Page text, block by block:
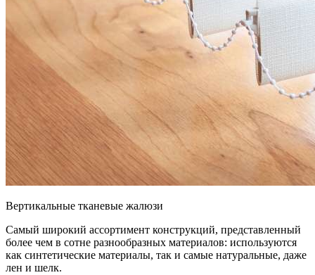
Вертикальные тканевые жалюзи
Самый широкий ассортимент конструкций, представленный
более чем в сотне разнообразных материалов: используются
как синтетические материалы, так и самые натуральные, даже
лен и шелк.